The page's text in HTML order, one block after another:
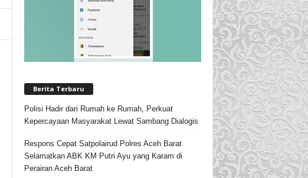
Berita Terbaru
Polisi Hadir dari Rumah ke Rumah, Perkuat
Kepercayaan Masyarakat Lewat Sambang Dialogis
Respons Cepat Satpolairud Polres Aceh Barat
Selamatkan ABK KM Putri Ayu yang Karam di
Perairan Aceh Barat